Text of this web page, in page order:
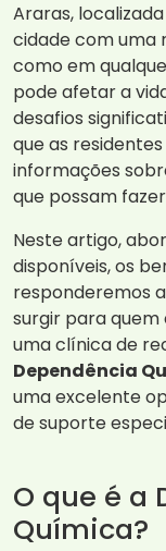
Araras,
cidade com uma
como em
pode afetar a
desafios
que as
informações
que possam
Neste artigo,
disponíveis, os
responderemos
surgir para
uma clínica de
Dependência
uma excelente
de suporte
O que é a
Química?